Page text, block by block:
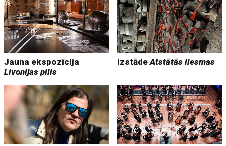
Jauna ekspozīcija
Livonijas pilis
IzstādeAtstātās liesmas